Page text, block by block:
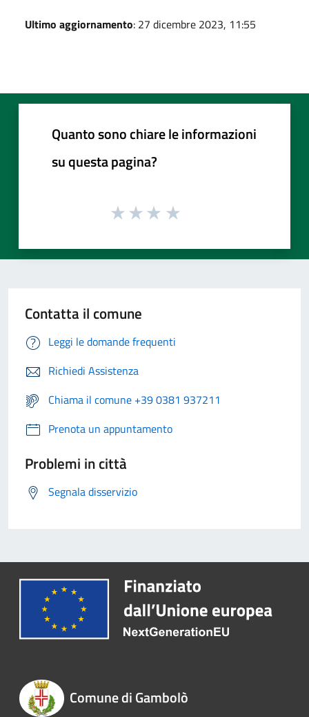
Ultimo aggiornamento: 27 dicembre 2023, 11:55
Quanto sono chiare le informazioni
su questa pagina?
Contatta il comune
Leggi le domande frequenti
Richiedi Assistenza
Chiama il comune +39 0381 937211
Prenota un appuntamento
Problemi in città
Segnala disservizio
Comune di Gambolò